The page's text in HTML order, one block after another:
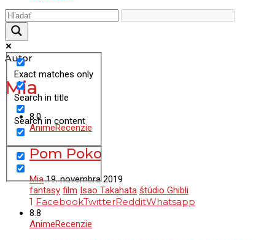
Exact matches only
Search in title
Search in content
Autor
Mia
8.0
AnimeRecenzie
Pom Poko
Mia 19. novembra 2019
fantasy film Isao Takahata štúdio Ghibli
1 FacebookTwitterRedditWhatsapp
8.8
AnimeRecenzie